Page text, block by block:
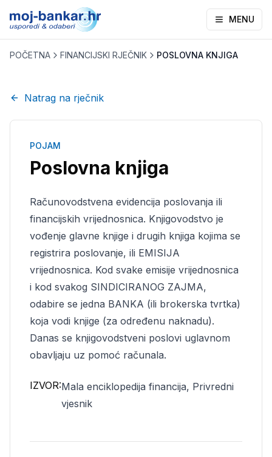
MENU
POČETNA FINANCIJSKI RJEČNIK POSLOVNA KNJIGA
Natrag na rječnik
POJAM
Poslovna knjiga
Računovodstvena evidencija poslovanja ili
financijskih vrijednosnica. Knjigovodstvo je
vođenje glavne knjige i drugih knjiga kojima se
registrira poslovanje, ili EMISIJA
vrijednosnica. Kod svake emisije vrijednosnica
i kod svakog SINDICIRANOG ZAJMA,
odabire se jedna BANKA (ili brokerska tvrtka)
koja vodi knjige (za određenu naknadu).
Danas se knjigovodstveni poslovi uglavnom
obavljaju uz pomoć računala.
IZVOR:Mala enciklopedija financija, Privredni
vjesnik